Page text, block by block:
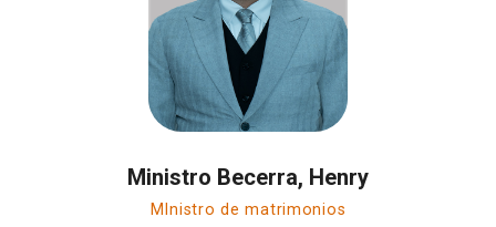
Ministro Becerra, Henry
MInistro de matrimonios